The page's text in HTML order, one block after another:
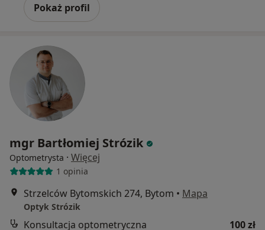
Pokaż profil
mgr Bartłomiej Strózik
Optometrysta · Więcej
1 opinia
Strzelców Bytomskich 274, Bytom • Mapa
Optyk Strózik
Konsultacja optometryczna
100 zł